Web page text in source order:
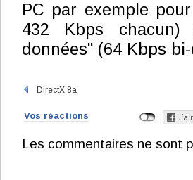
PC par exemple
432 Kbps
données" (64 Kbps
DirectX 8a
Vos réactions
Les commentaires ne sont